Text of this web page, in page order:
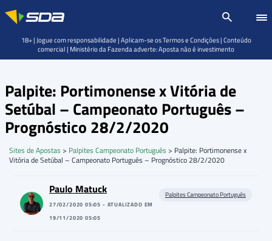
Palpite: Portimonense x Vitória de
Setúbal – Campeonato Português –
Prognóstico 28/2/2020
Sites de Apostas > Palpites Campeonato Português > Palpite: Portimonense x
Vitória de Setúbal – Campeonato Português – Prognóstico 28/2/2020
Paulo Matuck
27/02/2020 05:05 - ATUALIZADO EM
19/11/2020 05:05
Palpites Campeonato Português
18+ | Jogue com responsabilidade | Aplicam-se os Termos e Condições | Conteúdo
comercial | Ministério da Fazenda adverte: Aposta não é investimento